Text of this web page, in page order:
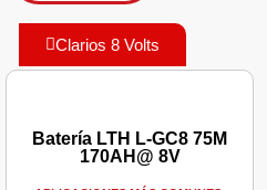
Clarios 8 Volts
Batería LTH L-GC8 75M
170AH@ 8V